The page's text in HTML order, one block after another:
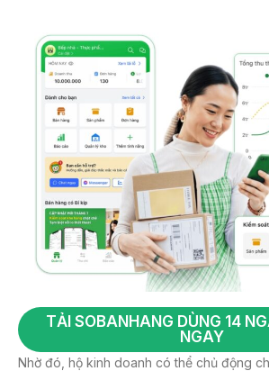
TẢI SOBANHANG DÙNG 14
NGAY
Nhờ đó, hộ kinh doanh có thể chủ động